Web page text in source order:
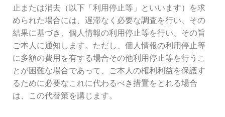
止または消去（以下「利用停止等」といいます）を求
められた場合には、遅滞なく必要な調査を行い、その
結果に基づき、個人情報の利用停止等を行い、その旨
ご本人に通知します。ただし、個人情報の利用停止等
に多額の費用を有する場合その他利用停止等を行うこ
とが困難な場合であって、ご本人の権利利益を保護す
るために必要なこれに代わるべき措置をとれる場合
は、この代替策を講じます。